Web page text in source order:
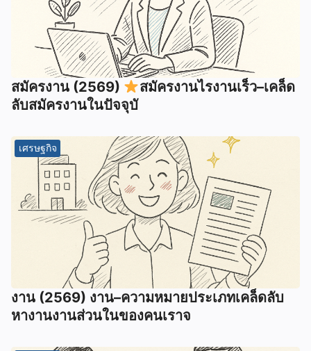
สมัครงาน (2569)
สมัครงานไรงานเร็ว–เคล็ด
ลับสมัครงานในปัจจุบั
เศรษฐกิจ
งาน (2569) งาน–ความหมายประเภทเคล็ดลับ
หางานงานส่วนในของคนเราจ